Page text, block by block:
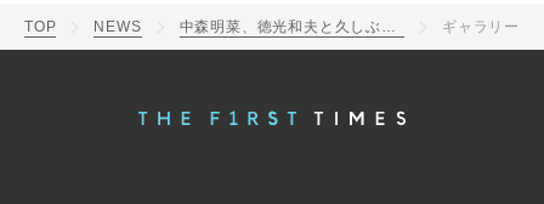
TOP NEWS ギャラリー